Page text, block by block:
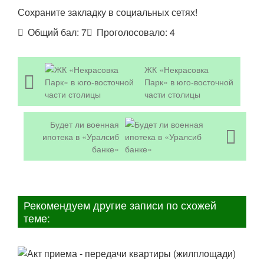
Сохраните закладку в социальных сетях!
Общий бал: 7 Проголосовало: 4
ЖК «Некрасовка
Парк» в юго-восточной
части столицы
Будет ли военная
ипотека в «Уралсиб
банке»
Рекомендуем другие записи по схожей
теме: